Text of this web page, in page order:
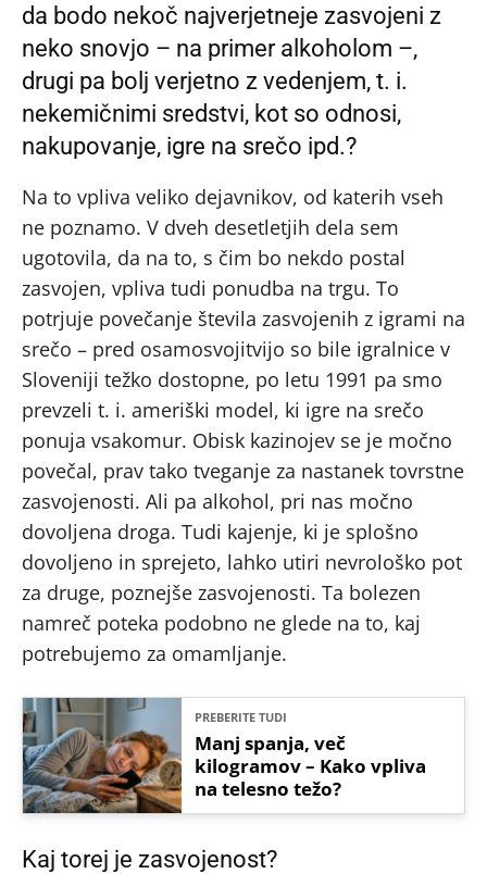
da bodo nekoč najverjetneje zasvojeni z
neko snovjo – na primer alkoholom –,
drugi pa bolj verjetno z vedenjem, t. i.
nekemičnimi sredstvi, kot so odnosi,
nakupovanje, igre na srečo ipd.?
Na to vpliva veliko dejavnikov, od katerih vseh
ne poznamo. V dveh desetletjih dela sem
ugotovila, da na to, s čim bo nekdo postal
zasvojen, vpliva tudi ponudba na trgu. To
potrjuje povečanje števila zasvojenih z igrami na
srečo – pred osamosvojitvijo so bile igralnice v
Sloveniji težko dostopne, po letu 1991 pa smo
prevzeli t. i. ameriški model, ki igre na srečo
ponuja vsakomur. Obisk kazinojev se je močno
povečal, prav tako tveganje za nastanek tovrstne
zasvojenosti. Ali pa alkohol, pri nas močno
dovoljena droga. Tudi kajenje, ki je splošno
dovoljeno in sprejeto, lahko utiri nevrološko pot
za druge, poznejše zasvojenosti. Ta bolezen
namreč poteka podobno ne glede na to, kaj
potrebujemo za omamljanje.
PREBERITE TUDI
Manj spanja, več
kilogramov – Kako vpliva
na telesno težo?
Kaj torej je zasvojenost?